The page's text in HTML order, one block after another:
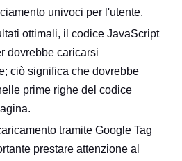
univoci per l'utente.
ottimali, il codice JavaScript
dovrebbe caricarsi
ciò significa che dovrebbe
prime righe del codice
tramite Google Tag
prestare attenzione al